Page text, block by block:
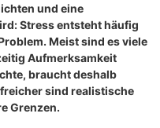
und eine
Stress entsteht häufig
Meist sind es viele
Aufmerksamkeit
braucht deshalb
sind realistische
Grenzen.